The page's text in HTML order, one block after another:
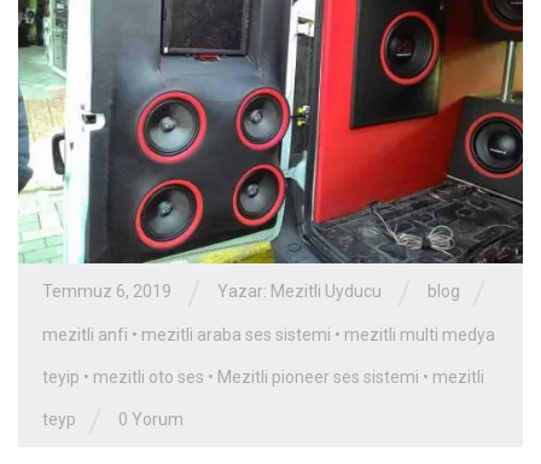
Temmuz 6, 2019 Yazar: Mezitli Uyducu blog
mezitli anfi • mezitli araba ses sistemi • mezitli multi medya
teyip • mezitli oto ses • Mezitli pioneer ses sistemi • mezitli
teyp 0 Yorum